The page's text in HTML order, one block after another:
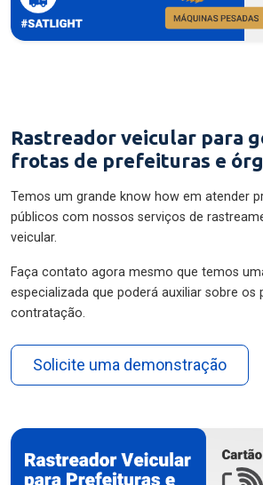
Rastreador veicular para
frotas de prefeituras e
Temos um grande know how em atender
públicos com nossos serviços de
veicular.
Faça contato agora mesmo que temos
especializada que poderá auxiliar sobre os
contratação.
Solicite uma demonstração